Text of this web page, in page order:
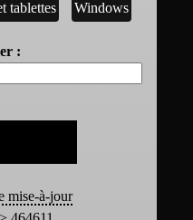
tablettes Windows
:
mise-à-jour